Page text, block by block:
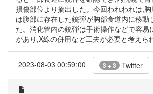
損傷部位より摘出した。今回われわれは,
は腹部に存在した銃弾が胸部食道内に移動
た。消化管内の銃弾は手術操作などで容易
があり,X線の併用など工夫が必要と考えら
2023-08-03 00:59:00 3 + 3 Twitter